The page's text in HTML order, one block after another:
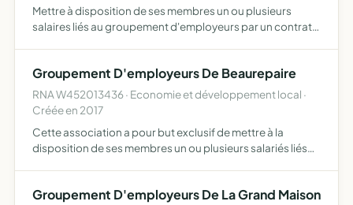
Mettre à disposition de ses membres un ou plusieurs
salaires liés au groupement d'employeurs par un contrat
Groupement D'employeurs De Beaurepaire
RNA W452013436 · Economie et développement local ·
Créée en 2017
Cette association a pour but exclusif de mettre à la
disposition de ses membres un ou plusieurs salariés liés
Groupement D'employeurs De La Grand Maison